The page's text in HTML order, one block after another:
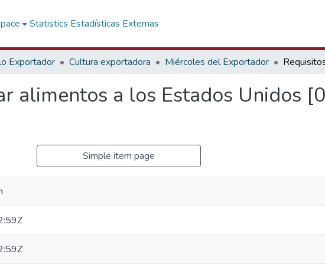
Statistics Estadísticas Externas
Exportador Cultura exportadora Miércoles del Exportador
alimentos a los Estados Unidos
Simple item page